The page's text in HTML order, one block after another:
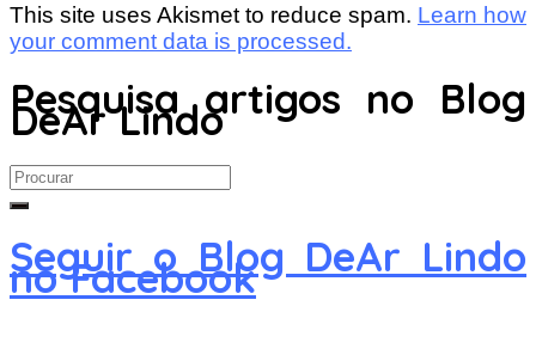
This site uses Akismet to reduce spam. Learn how
your comment data is processed.
Pesquisa artigos no Blog
DeAr Lindo
Search
for:
Seguir o Blog DeAr Lindo
no Facebook